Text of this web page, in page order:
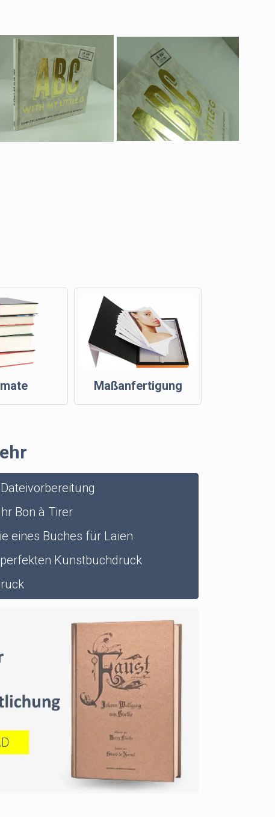
eine großartige Möglichkeit für die
neue Kundenakquise. Wenden Sie
Kundenbetreuung, die Sie über
Projekts und die beste Wahl für Ihr
Maßanfertigung
Bon à Tirer
eines Buches für Laien
Kunstbuchdruck